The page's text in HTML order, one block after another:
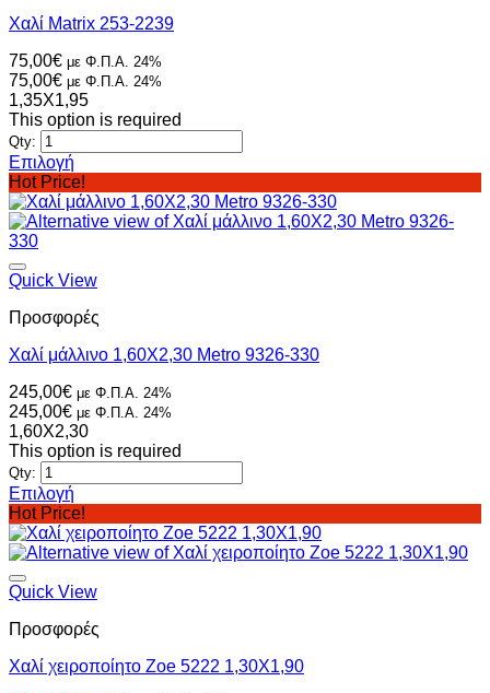
μπορούν
επιλεγούν
στη
σελίδα
του
προϊόντος
Χαλί Matrix 253-2239
75,00€ με Φ.Π.Α. 24%
75,00€ με Φ.Π.Α. 24%
1,35X1,95
This option is required
Qty:
Επιλογή
Αυτό
το
προϊόν
έχει
πολλαπλές
παραλλαγές.
επιλογές
να
στη
σελίδα
του
προϊόντος
Hot Price!
Quick View
Προσφορές
Χαλί μάλλινο 1,60Χ2,30 Metro 9326-330
245,00€ με Φ.Π.Α. 24%
245,00€ με Φ.Π.Α. 24%
1,60X2,30
This option is required
Qty:
Επιλογή
Αυτό
το
προϊόν
έχει
πολλαπλές
Οι
μπορούν
Hot Price!
Quick View
Προσφορές
Χαλί χειροποίητο Zoe 5222 1,30X1,90